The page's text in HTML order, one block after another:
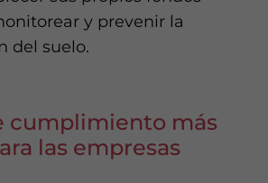
y prevenir la
del suelo.
cumplimiento más
las empresas